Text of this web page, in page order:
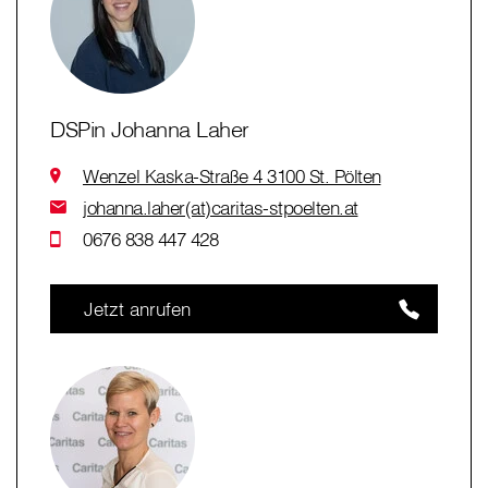
DSPin Johanna Laher
Wenzel Kaska-Straße 4 3100 St. Pölten
johanna.laher(at)caritas-stpoelten.at
0676 838 447 428
Jetzt anrufen